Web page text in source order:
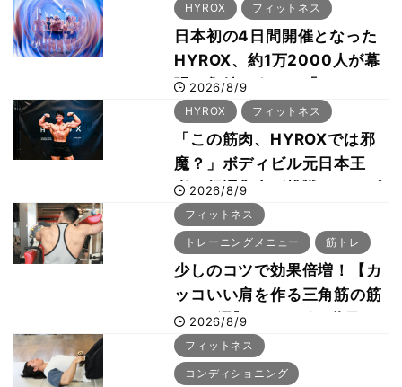
HYROX フィットネス
日本初の4日間開催となった
HYROX、約1万2000人が幕
張に集結 すでに「2028、
29年の大会も準備」
2026/8/9
HYROX フィットネス
「この筋肉、HYROXでは邪
魔？」ボディビル元日本王
者・相澤隼人が挑戦 バーピ
ーでは驚異の種目2位
2026/8/9
フィットネス
トレーニングメニュー 筋トレ
少しのコツで効果倍増！【カ
ッコいい肩を作る三角筋の筋
トレ6選】ボディビル世界王
者が解説！
2026/8/9
フィットネス
コンディショニング